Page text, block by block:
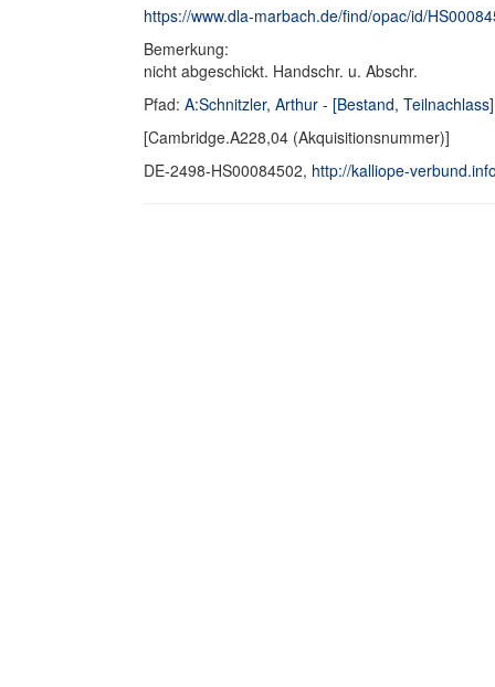
https://www.dla-marbach.de/find/opac/id/
Bemerkung:
nicht abgeschickt. Handschr. u. Abschr.
Pfad: A:Schnitzler, Arthur - [Bestand, Teilnachlass]
[Cambridge.A228,04 (Akquisitionsnummer)]
DE-2498-HS00084502, http://kalliope-